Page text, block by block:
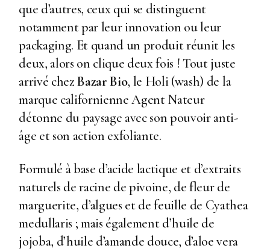
que d’autres, ceux qui se distinguent
notamment par leur innovation ou leur
packaging. Et quand un produit réunit les
deux, alors on clique deux fois ! Tout juste
arrivé chezBazar Bio, le Holi (wash) de la
marque californienne Agent Nateur
détonne du paysage avec son pouvoir anti-
âge et son action exfoliante.
Formulé à base d’acide lactique et d’extraits
naturels de racine de pivoine, de fleur de
marguerite, d’algues et de feuille de Cyathea
medullaris ; mais également d’huile de
jojoba, d’huile d’amande douce, d’aloe vera